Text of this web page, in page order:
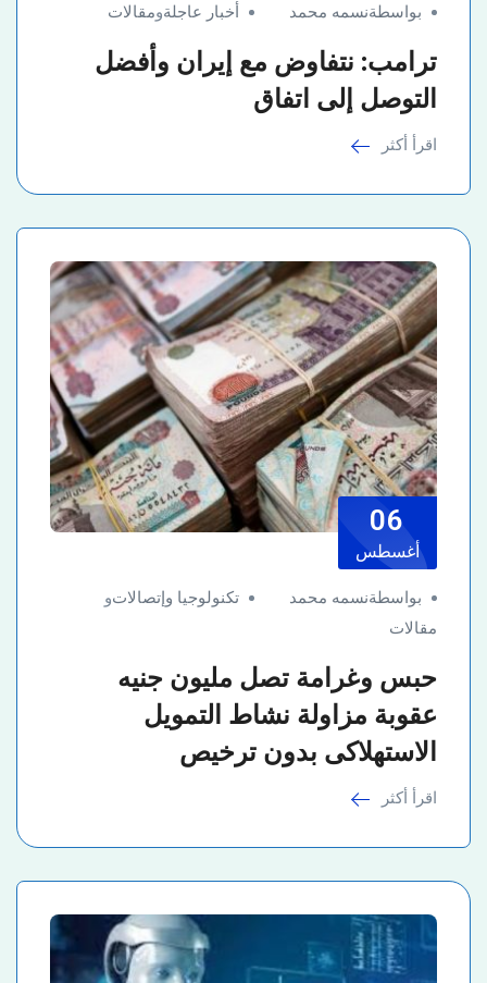
بواسطةنسمه محمد أخبار عاجلةومقالات
ترامب: نتفاوض مع إيران وأفضل
التوصل إلى اتفاق
اقرأ أكثر
06
أغسطس
بواسطةنسمه محمد تكنولوجيا وإتصالاتو
مقالات
حبس وغرامة تصل مليون جنيه
عقوبة مزاولة نشاط التمويل
الاستهلاكى بدون ترخيص
اقرأ أكثر